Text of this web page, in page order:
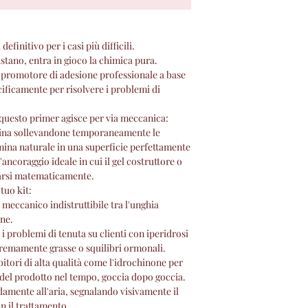
definitivo per i casi più difficili.
entra in gioco la chimica pura.
di adesione professionale a base
per risolvere i problemi di
primer agisce per via meccanica:
sollevandone temporaneamente le
naturale in una superficie perfettamente
ideale in cui il gel costruttore o
matematicamente.
tuo kit:
meccanico indistruttibile tra l'unghia
i problemi di tenuta su clienti con iperidrosi
grasse o squilibri ormonali.
di alta qualità come l'idrochinone per
prodotto nel tempo, goccia dopo goccia.
all'aria, segnalando visivamente il